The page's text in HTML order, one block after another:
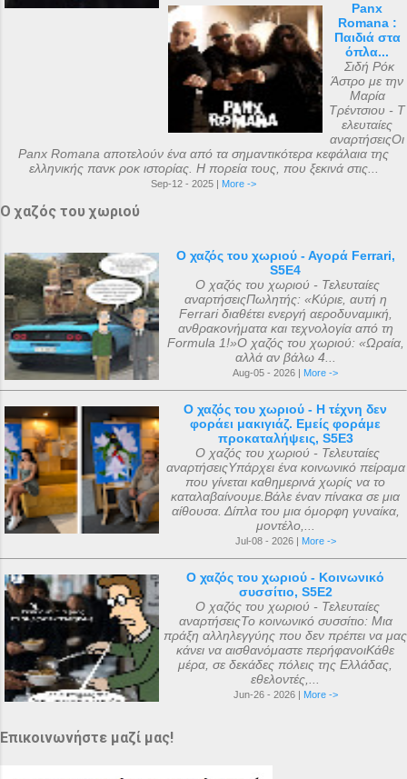
Panx
Romana :
Παιδιά στα
όπλα...
Σιδή Ρόκ
Άστρο με την
Μαρία
Τρέντσιου - Τ
ελευταίες
αναρτήσειςΟι
Panx Romana αποτελούν ένα από τα σημαντικότερα κεφάλαια της
ελληνικής πανκ ροκ ιστορίας. Η πορεία τους, που ξεκινά στις...
Sep-12 - 2025 | More ->
Ο χαζός του χωριού
Ο χαζός του χωριού - Αγορά Ferrari,
S5E4
Ο χαζός του χωριού - Τελευταίες
αναρτήσειςΠωλητής: «Κύριε, αυτή η
Ferrari διαθέτει ενεργή αεροδυναμική,
ανθρακονήματα και τεχνολογία από τη
Formula 1!»Ο χαζός του χωριού: «Ωραία,
αλλά αν βάλω 4...
Aug-05 - 2026 | More ->
Ο χαζός του χωριού - Η τέχνη δεν
φοράει μακιγιάζ. Εμείς φοράμε
προκαταλήψεις, S5E3
Ο χαζός του χωριού - Τελευταίες
αναρτήσειςΥπάρχει ένα κοινωνικό πείραμα
που γίνεται καθημερινά χωρίς να το
καταλαβαίνουμε.Βάλε έναν πίνακα σε μια
αίθουσα. Δίπλα του μια όμορφη γυναίκα,
μοντέλο,...
Jul-08 - 2026 | More ->
Ο χαζός του χωριού - Κοινωνικό
συσσίτιο, S5E2
Ο χαζός του χωριού - Τελευταίες
αναρτήσειςΤο κοινωνικό συσσίτιο: Μια
πράξη αλληλεγγύης που δεν πρέπει να μας
κάνει να αισθανόμαστε περήφανοιΚάθε
μέρα, σε δεκάδες πόλεις της Ελλάδας,
εθελοντές,...
Jun-26 - 2026 | More ->
Επικοινωνήστε μαζί μας!